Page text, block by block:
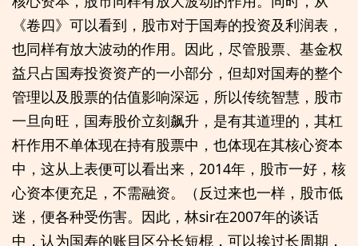
《卷四》可以看到，股市对于国寿的投资及利润表，
也同样有放大波动的作用。因此，尽管股票、基金权
益只占国寿投资资产的一小部分，但却对国寿的整个
管理以及股票的估值影响深远，所以传统智慧，股市
一旦向旺，国寿股价立刻飙升，是有其道理的，其杠
杆作用不单体现在持有股票中，也体现在其核心资本
中，这从上表便可以看出来，2014年，股市一好，核
心资本便充足，不需融资。（反过来也一样，股市低
迷，便各种受伤害。因此，林sir在2007年的谈话
中，认为国寿的账目区分长短棍，可以挨过长周期，